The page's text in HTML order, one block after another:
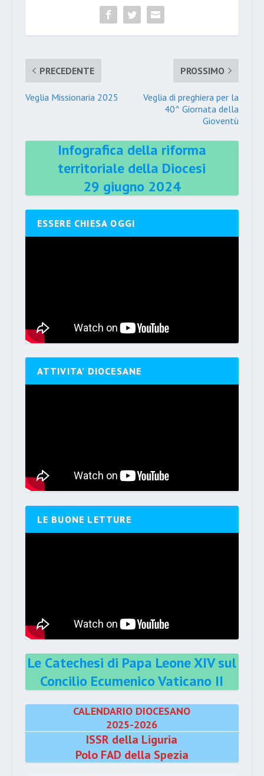
PRECEDENTE
Veglia Missionaria 2025
PROSSIMO
Veglia di preghiera per la
40^ Giornata della
Gioventù
Infografica della riforma
territoriale della Diocesi
29 giugno 2024
ESSERE CHIESA OGGI
ATTIVITA’ DIOCESANE
LE BUONE LETTURE
Le Catechesi di Papa Leone XIV sul
Concilio Ecumenico Vaticano II
CALENDARIO DIOCESANO
2025-2026
ISSR della Liguria
Polo FAD della Spezia